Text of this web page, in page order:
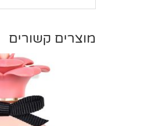
מוצרים קשורים